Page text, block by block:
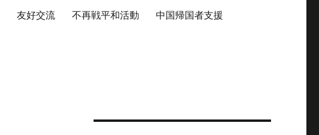
友好交流 不再戦平和活動 中国帰国者支援